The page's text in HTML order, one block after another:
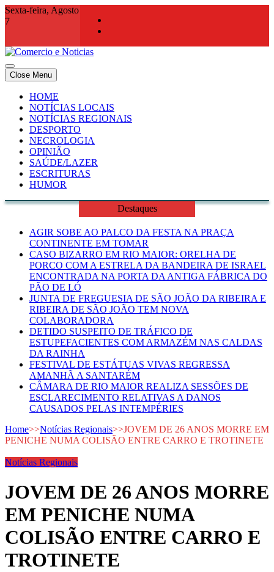
Skip
to
Sexta-feira, Agosto
7
Comercio e Noticias
Notícias e Publicidade Online
Close Menu
HOME
NOTÍCIAS LOCAIS
NOTÍCIAS REGIONAIS
DESPORTO
NECROLOGIA
OPINIÃO
SAÚDE/LAZER
ESCRITURAS
HUMOR
Destaques
AGIR SOBE AO PALCO DA FESTA NA PRAÇA
CONTINENTE EM TOMAR
CASO BIZARRO EM RIO MAIOR: ORELHA DE
PORCO COM A ESTRELA DA BANDEIRA DE ISRAEL
ENCONTRADA NA PORTA DA ANTIGA FÁBRICA DO
PÃO DE LÓ
JUNTA DE FREGUESIA DE SÃO JOÃO DA RIBEIRA E
RIBEIRA DE SÃO JOÃO TEM NOVA
COLABORADORA
DETIDO SUSPEITO DE TRÁFICO DE
ESTUPEFACIENTES COM ARMAZÉM NAS CALDAS
DA RAINHA
FESTIVAL DE ESTÁTUAS VIVAS REGRESSA
AMANHÃ A SANTARÉM
CÂMARA DE RIO MAIOR REALIZA SESSÕES DE
ESCLARECIMENTO RELATIVAS A DANOS
CAUSADOS PELAS INTEMPÉRIES
Home>>Notícias Regionais>>JOVEM DE 26 ANOS MORRE EM
PENICHE NUMA COLISÃO ENTRE CARRO E TROTINETE
Notícias Regionais
JOVEM DE 26 ANOS MORRE
EM PENICHE NUMA
COLISÃO ENTRE CARRO E
TROTINETE